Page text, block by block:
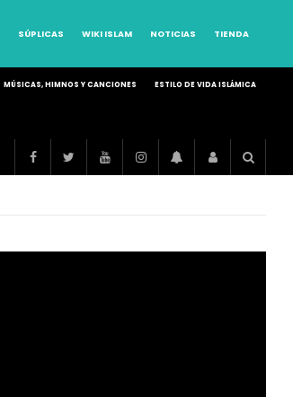
SÚPLICAS WIKI ISLAM NOTICIAS TIENDA
MÚSICAS, HIMNOS Y CANCIONES ESTILO DE VIDA ISLÁMICA